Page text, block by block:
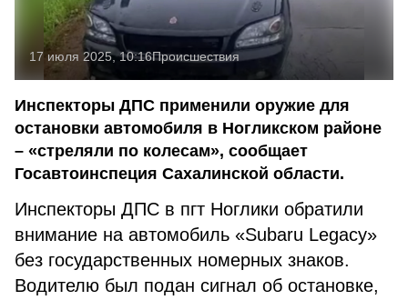
17 июля 2025, 10:16Происшествия
Инспекторы ДПС применили оружие для
остановки автомобиля в Ногликском районе
– «стреляли по колесам», сообщает
Госавтоинспеция Сахалинской области.
Инспекторы ДПС в пгт Ноглики обратили
внимание на автомобиль «Subaru Legacy»
без государственных номерных знаков.
Водителю был подан сигнал об остановке,